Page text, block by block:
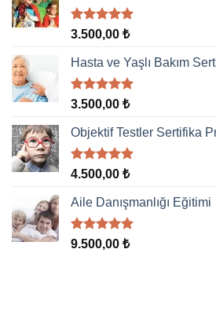
5 üzerinden
aldı
3.500,00 ₺
Hasta ve Yaşlı Bakım
5 üzerinden
aldı
3.500,00 ₺
Objektif Testler Sertifika
5 üzerinden
aldı
4.500,00 ₺
Aile Danışmanlığı Eğitimi
5 üzerinden
9.500,00 ₺